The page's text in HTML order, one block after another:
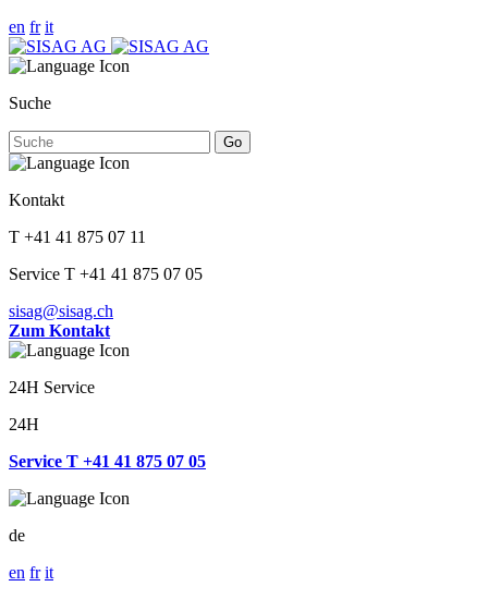
en fr it
Suche
Go
Kontakt
T +41 41 875 07 11
Service T +41 41 875 07 05
sisag@sisag.ch
Zum Kontakt
24H Service
24H
Service T +41 41 875 07 05
de
en fr it